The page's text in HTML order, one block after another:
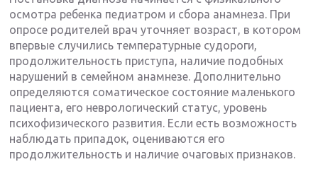
осмотра ребенка педиатром и сбора анамнеза. При
опросе родителей врач уточняет возраст, в котором
впервые случились температурные судороги,
продолжительность приступа, наличие подобных
нарушений в семейном анамнезе. Дополнительно
определяются соматическое состояние маленького
пациента, его неврологический статус, уровень
психофизического развития. Если есть возможность
наблюдать припадок, оцениваются его
продолжительность и наличие очаговых признаков.